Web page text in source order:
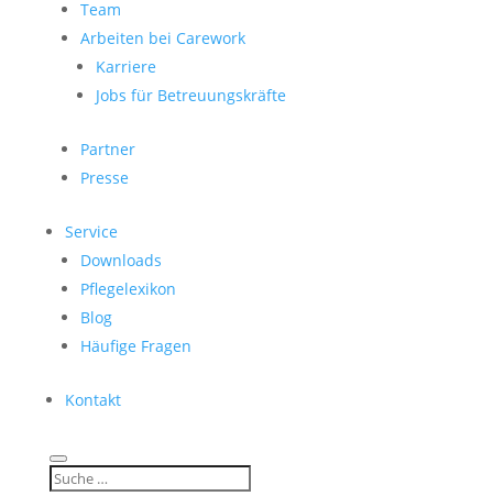
Team
Arbeiten bei Carework
Karriere
Jobs für Betreuungskräfte
Partner
Presse
Service
Downloads
Pflegelexikon
Blog
Häufige Fragen
Kontakt